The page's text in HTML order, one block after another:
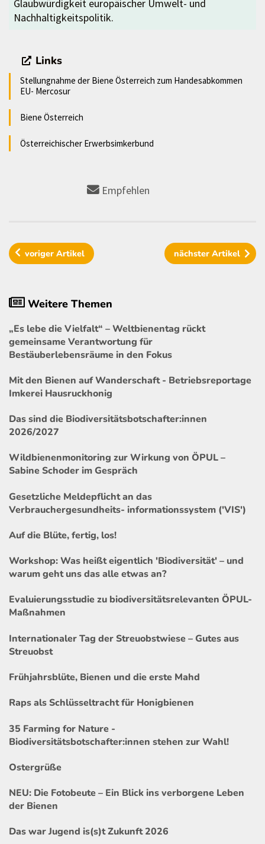
Glaubwürdigkeit europäischer Umwelt- und
Nachhaltigkeitspolitik.
Links
Stellungnahme der Biene Österreich zum Handesabkommen
EU- Mercosur
Biene Österreich
Österreichischer Erwerbsimkerbund
Empfehlen
vorigerArtikel nächster Artikel
Weitere Themen
„Es lebe die Vielfalt“ – Weltbienentag rückt
gemeinsame Verantwortung für
Bestäuberlebensräume in den Fokus
Mit den Bienen auf Wanderschaft - Betriebsreportage
Imkerei Hausruckhonig
Das sind die Biodiversitätsbotschafter:innen
2026/2027
Wildbienenmonitoring zur Wirkung von ÖPUL –
Sabine Schoder im Gespräch
Gesetzliche Meldepflicht an das
Verbrauchergesundheits- informationssystem ('VIS')
Auf die Blüte, fertig, los!
Workshop: Was heißt eigentlich 'Biodiversität' – und
warum geht uns das alle etwas an?
Evaluierungsstudie zu biodiversitätsrelevanten ÖPUL-
Maßnahmen
Internationaler Tag der Streuobstwiese – Gutes aus
Streuobst
Frühjahrsblüte, Bienen und die erste Mahd
Raps als Schlüsseltracht für Honigbienen
35 Farming for Nature -
Biodiversitätsbotschafter:innen stehen zur Wahl!
Ostergrüße
NEU: Die Fotobeute – Ein Blick ins verborgene Leben
der Bienen
Das war Jugend is(s)t Zukunft 2026